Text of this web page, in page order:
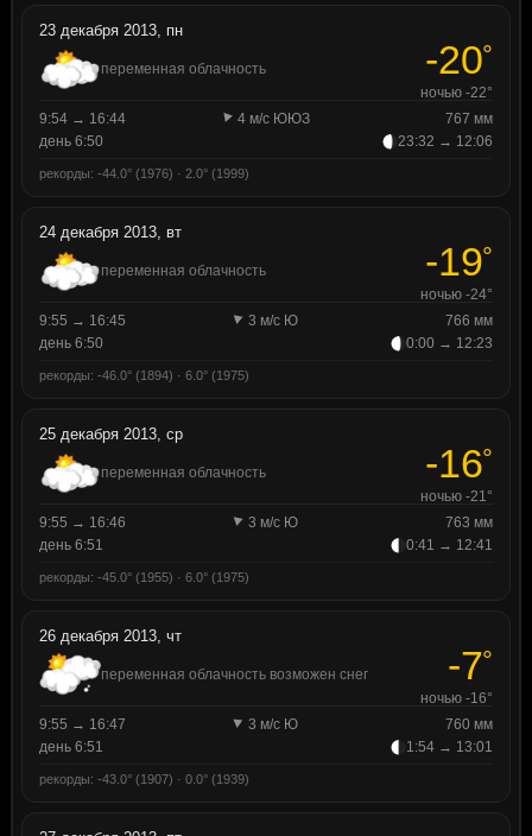
23 декабря 2013, пн
переменная облачность -20°
ночью -22°
9:54 → 16:44
4 м/с ЮЮЗ
767 мм
день 6:50
23:32 → 12:06
рекорды: -44.0° (1976) · 2.0° (1999)
24 декабря 2013, вт
переменная облачность -19°
ночью -24°
9:55 → 16:45
3 м/с Ю
766 мм
день 6:50
0:00 → 12:23
рекорды: -46.0° (1894) · 6.0° (1975)
25 декабря 2013, ср
переменная облачность -16°
ночью -21°
9:55 → 16:46
3 м/с Ю
763 мм
день 6:51
0:41 → 12:41
рекорды: -45.0° (1955) · 6.0° (1975)
26 декабря 2013, чт
переменная облачность возможен снег -7°
ночью -16°
9:55 → 16:47
3 м/с Ю
760 мм
день 6:51
1:54 → 13:01
рекорды: -43.0° (1907) · 0.0° (1939)